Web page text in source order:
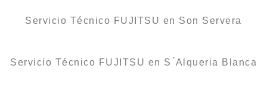
Servicio Técnico FUJITSU en Son Servera
Servicio Técnico FUJITSU en S ́Alqueria Blanca